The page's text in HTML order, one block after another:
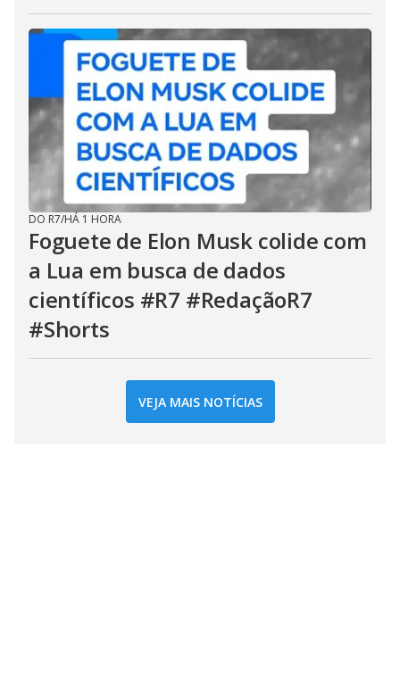
DO R7/HÁ 1 HORA
Foguete de Elon Musk colide com
a Lua em busca de dados
científicos #R7 #RedaçãoR7
#Shorts
VEJA MAIS NOTÍCIAS